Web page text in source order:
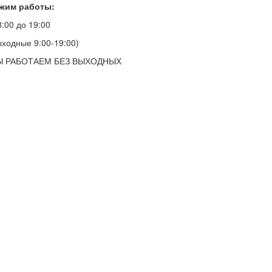
работы:
до 19:00
9:00-19:00)
РАБОТАЕМ БЕЗ ВЫХОДНЫХ